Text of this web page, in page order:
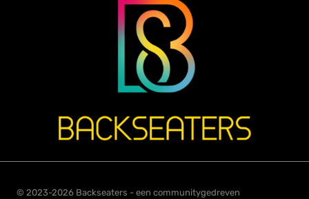
© 2023-2026 Backseaters - een communitygedreven